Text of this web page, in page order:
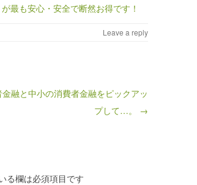
最も安心・安全で断然お得です！
Leave a reply
融と中小の消費者金融をピックアッ
プして…。 →
る欄は必須項目です